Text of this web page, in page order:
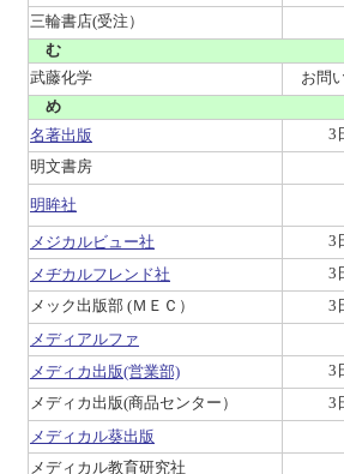
三輪書店(受注）
む
武藤化学
お問
め
名著出版
3
明文書房
明眸社
メジカルビュー社
3
メヂカルフレンド社
3
メック出版部 (ＭＥＣ）
3
メディアルファ
メディカ出版(営業部)
3
メディカ出版(商品センター）
3
メディカル葵出版
メディカル教育研究社